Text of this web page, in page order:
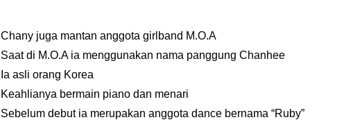
Chany juga mantan anggota girlband M.O.A
Saat di M.O.A ia menggunakan nama panggung Chanhee
Ia asli orang Korea
Keahlianya bermain piano dan menari
Sebelum debut ia merupakan anggota dance bernama “Ruby”